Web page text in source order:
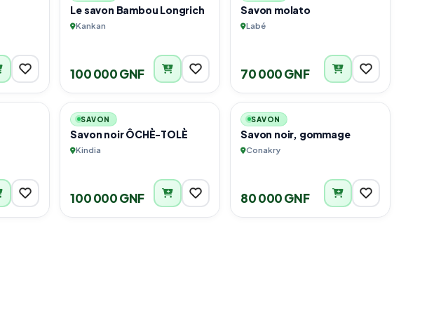
Le savon Bambou Longrich
Kankan
100 000 GNF
Savon molato
Labé
70 000 GNF
3 1
SAVON
Savon noir ÔCHÈ-TOLÈ
Kindia
100 000 GNF
4
SAVON
Savon noir, gommage
Conakry
80 000 GNF